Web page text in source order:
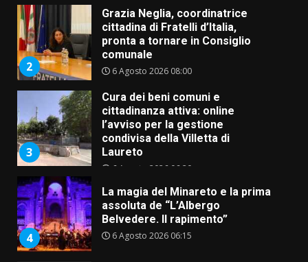
2
Grazia Neglia, coordinatrice
cittadina di Fratelli d’Italia,
pronta a tornare in Consiglio
comunale
6 Agosto 2026 08:00
3
Cura dei beni comuni e
cittadinanza attiva: online
l’avviso per la gestione
condivisa della Villetta di
Laureto
6 Agosto 2026 06:20
4
La magia del Minareto e la prima
assoluta de “L’Albergo
Belvedere. Il rapimento”
6 Agosto 2026 06:15